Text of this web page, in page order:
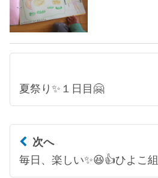
夏祭り✨１日目🤗
次へ
毎日、楽しい✨😆👍ひよこ組